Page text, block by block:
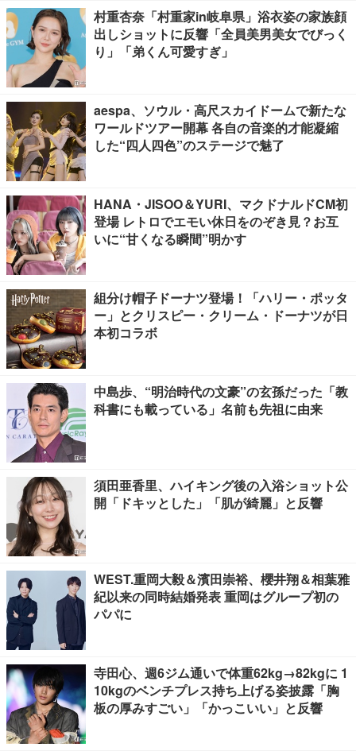
村重杏奈「村重家in岐阜県」浴衣姿の家族顔
出しショットに反響「全員美男美女でびっく
り」「弟くん可愛すぎ」
aespa、ソウル・高尺スカイドームで新たな
ワールドツアー開幕 各自の音楽的才能凝縮
した“四人四色”のステージで魅了
HANA・JISOO＆YURI、マクドナルドCM初
登場 レトロでエモい休日をのぞき見？お互
いに“甘くなる瞬間”明かす
組分け帽子ドーナツ登場！「ハリー・ポッタ
ー」とクリスピー・クリーム・ドーナツが日
本初コラボ
中島歩、“明治時代の文豪”の玄孫だった「教
科書にも載っている」名前も先祖に由来
須田亜香里、ハイキング後の入浴ショット公
開「ドキッとした」「肌が綺麗」と反響
WEST.重岡大毅＆濱田崇裕、櫻井翔＆相葉雅
紀以来の同時結婚発表 重岡はグループ初の
パパに
寺田心、週6ジム通いで体重62kg→82kgに 1
10kgのベンチプレス持ち上げる姿披露「胸
板の厚みすごい」「かっこいい」と反響